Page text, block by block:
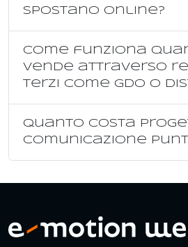
spostano online?
Come funziona
vende attraverso
terzi come GDO o
Quanto costa
comunicazione